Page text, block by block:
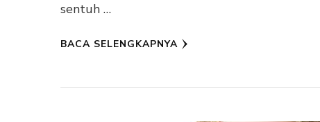
sentuh …
BACA SELENGKAPNYA